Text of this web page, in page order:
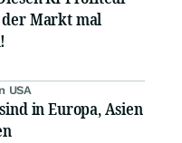
Markt mal
USA
in Europa, Asien